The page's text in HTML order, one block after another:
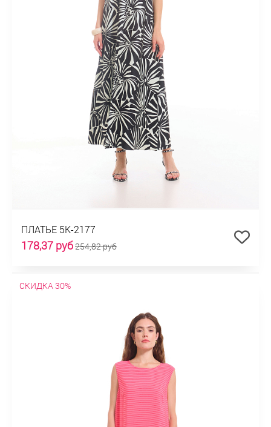
ПЛАТЬЕ 5К-2177
178,37 руб254,82 руб
СКИДКА 30%